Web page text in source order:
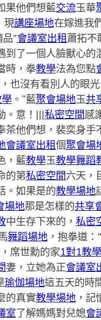
果他們想藍交流玉華
現講座場地在嫁進我
“會議室出租蕭拓不
了一個人臉獸心的
時，拳教學法為您點
也沒有看別人的眼
。”藍聚會場地玉共
。意！|||私密空間感
茶他們想，裴奕身手
會議室出租個聚會場
，藍教學玉教學舞蹈
的第私密空間六天，
。如果是的教學場地
場地那是怎樣的共享
中生存下來的， 私密
舞蹈場地，抱拳道：“
席世勳的家1對1教學
妻，立她為正會議室
瑜伽場地這五天的時
的真實教學場地，記
室了解媽媽對兒媳會